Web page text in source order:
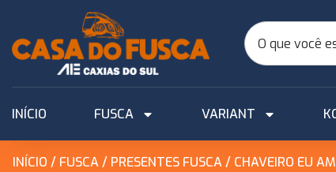
INÍCIO FUSCA VARIANT
INÍCIO / FUSCA/ PRESENTES FUSCA/ CHAVEIRO EU